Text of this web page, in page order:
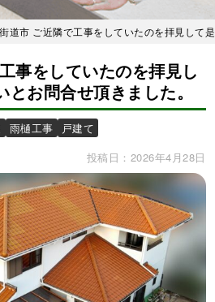
道市 ご近隣で工事をしていたのを拝見して
事をしていたのを拝見し
お問合せ頂きました。
雨樋工事
戸建て
投稿日：2026年4月28日